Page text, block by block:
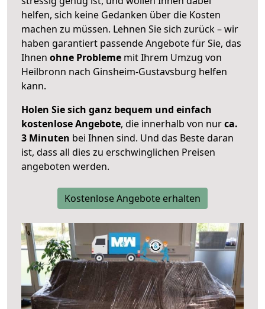
helfen, sich keine Gedanken über die Kosten
machen zu müssen. Lehnen Sie sich zurück – wir
haben garantiert passende Angebote für Sie, das
Ihnen ohne Probleme mit Ihrem Umzug von
Heilbronn nach Ginsheim-Gustavsburg helfen
kann.
Holen Sie sich ganz bequem und einfach
kostenlose Angebote, die innerhalb von nurca.
3 Minuten bei Ihnen sind. Und das Beste daran
ist, dass all dies zu erschwinglichen Preisen
angeboten werden.
Kostenlose Angebote erhalten